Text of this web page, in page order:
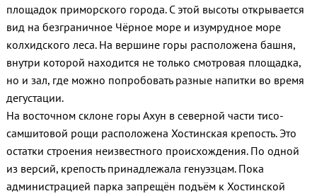
площадок приморского города. С этой высоты открывается
вид на безграничное Чёрное море и изумрудное море
колхидского леса. На вершине горы расположена башня,
внутри которой находится не только смотровая площадка,
но и зал, где можно попробовать разные напитки во время
дегустации.
На восточном склоне горы Ахун в северной части тисо-
самшитовой рощи расположена Хостинская крепость. Это
остатки строения неизвестного происхождения. По одной
из версий, крепость принадлежала генуэзцам. Пока
администрацией парка запрещён подъём к Хостинской